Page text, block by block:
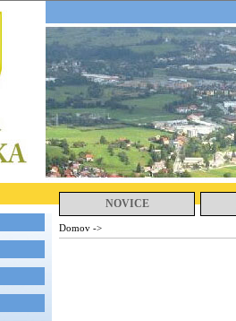
NOVICE
Domov ->